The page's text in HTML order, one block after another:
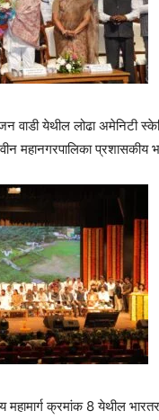
वाडी येथील लोढा अमेनिटी
महानगरपालिका
महामार्ग क्रमांक 8 येथील